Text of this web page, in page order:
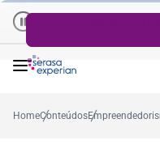
-5,4% Empresas |
médio no ano
HomeConteúdos